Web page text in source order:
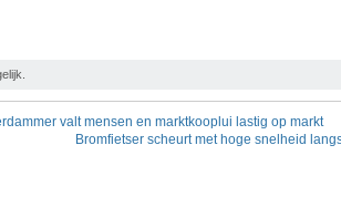
valt mensen en marktkooplui lastig op markt
Bromfietser scheurt met hoge snelheid